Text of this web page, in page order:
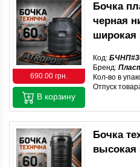
690.00 грн.
Бочка
черная
широкая
Код:
Бренд:
Кол-во в
Отпуск
В корзину
Бочка
высокая